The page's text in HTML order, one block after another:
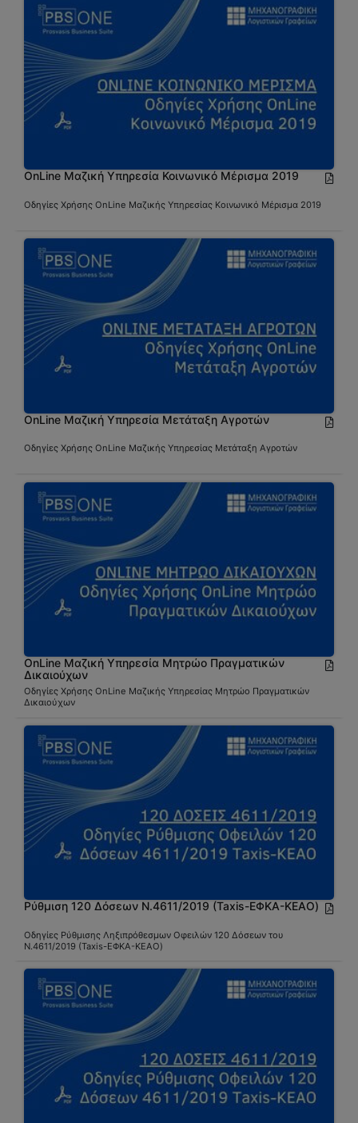
OnLine Μαζική Υπηρεσία Κοινωνικό Μέρισμα 2019
Οδηγίες Χρήσης OnLine Μαζικής Υπηρεσίας Κοινωνικό Μέρισμα 2019
OnLine Μαζική Υπηρεσία Μετάταξη Αγροτών
Οδηγίες Χρήσης OnLine Μαζικής Υπηρεσίας Μετάταξη Αγροτών
OnLine Μαζική Υπηρεσία Μητρώο Πραγματικών
Δικαιούχων
Οδηγίες Χρήσης OnLine Μαζικής Υπηρεσίας Μητρώο Πραγματικών
Δικαιούχων
Ρύθμιση 120 Δόσεων Ν.4611/2019 (Taxis-ΕΦΚΑ-ΚΕΑΟ)
Οδηγίες Ρύθμισης Ληξιπρόθεσμων Οφειλών 120 Δόσεων του
Ν.4611/2019 (Taxis-ΕΦΚΑ-ΚΕΑΟ)